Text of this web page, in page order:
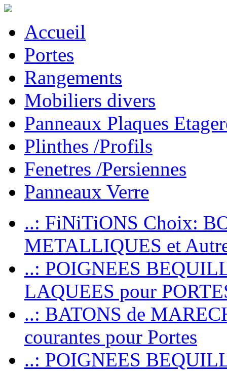
Accueil
Portes
Rangements
Mobiliers divers
Panneaux Plaques
Plinthes /Profils
Fenetres /Persiennes
Panneaux Verre
..: FiNiTiONS Choix:
METALLIQUES et
..: POIGNEES
LAQUEES pour
..: BATONS de
courantes pour Portes
..: POIGNEES